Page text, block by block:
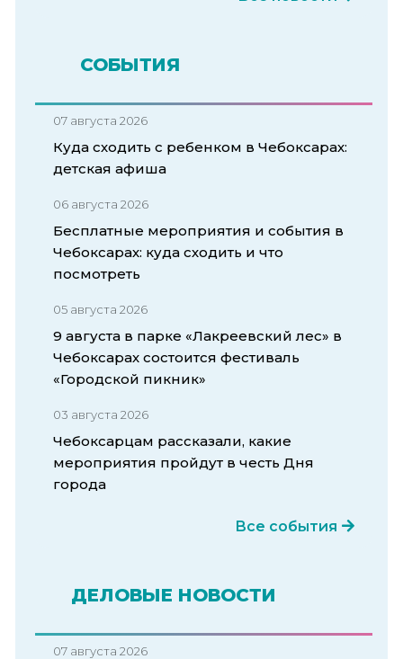
СОБЫТИЯ
07 августа 2026
Куда сходить с ребенком в Чебоксарах:
детская афиша
06 августа 2026
Бесплатные мероприятия и события в
Чебоксарах: куда сходить и что
посмотреть
05 августа 2026
9 августа в парке «Лакреевский лес» в
Чебоксарах состоится фестиваль
«Городской пикник»
03 августа 2026
Чебоксарцам рассказали, какие
мероприятия пройдут в честь Дня
города
Все события
ДЕЛОВЫЕ НОВОСТИ
07 августа 2026